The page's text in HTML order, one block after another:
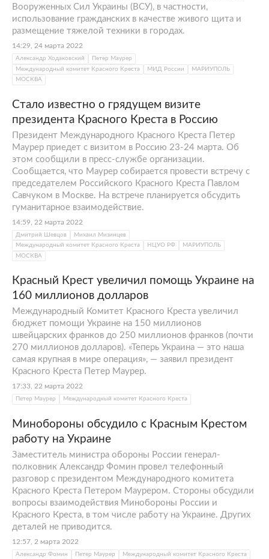
Вооруженных Сил Украины (ВСУ), в частности,
использование гражданских в качестве живого щита и
размещение тяжелой техники в городах.
14:29, 24 марта 2022
Александр Ходаковский
Петер Маурер
Международный комитет Красного Креста
МИД России
МАРИУПОЛЬ
МОСКВА
Стало известно о грядущем визите
президента Красного Креста в Россию
Президент Международного Красного Креста Петер
Маурер приедет с визитом в Россию 23-24 марта. Об
этом сообщили в пресс-службе организации.
Сообщается, что Маурер собирается провести встречу с
председателем Российского Красного Креста Павлом
Савчуком в Москве. На встрече планируется обсудить
гуманитарное взаимодействие.
14:59, 22 марта 2022
Дмитрий Шевцов
Михаил Мизинцев
Международный комитет Красного Креста
НЦУО РФ
МАРИУПОЛЬ
МОСКВА
Красный Крест увеличил помощь Украине на
160 миллионов долларов
Международный Комитет Красного Креста увеличил
бюджет помощи Украине на 150 миллионов
швейцарских франков до 250 миллионов франков (почти
270 миллионов долларов). «Теперь Украина — это наша
самая крупная в мире операция», — заявил президент
Красного Креста Петер Маурер.
17:33, 22 марта 2022
Петер Маурер Международный комитет Красного Креста
Минобороны обсудило с Красным Крестом
работу на Украине
Заместитель министра обороны России генерал-
полковник Александр Фомин провел телефонный
разговор с президентом Международного комитета
Красного Креста Петером Маурером. Стороны обсудили
вопросы взаимодействия Минобороны России и
Красного Креста, в том числе работу на Украине. Других
деталей не приводится.
12:57, 2 марта 2022
Александр Фомин Петер Маурер Международный комитет Красного Креста